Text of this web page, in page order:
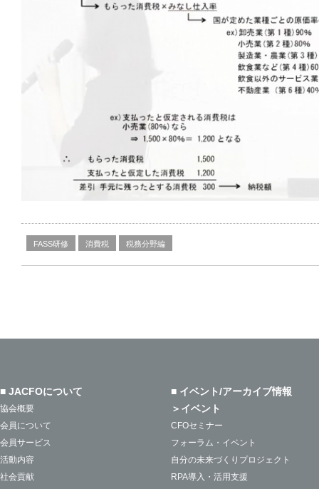
FASS研修 消費税 税務分野編
■ JACFOについて
協会概要
会員について
会員サービス
活動内容
社会貢献
■ イベント/アーカイブ情報
＞イベント
CFOセミナー
フォーラム・イベント
自分の未来づくりプロジェクト
RPA導入・活用支援